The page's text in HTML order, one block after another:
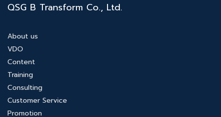
QSG B Transform Co., Ltd.
About us
VDO
Content
Training
Consulting
Customer Service
Promotion